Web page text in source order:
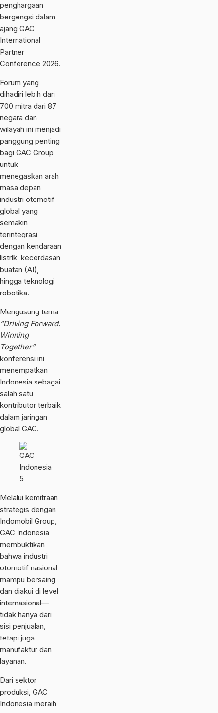
penghargaan
bergengsi dalam
ajang GAC
International
Partner
Conference 2026.
Forum yang
dihadiri lebih dari
700 mitra dari 87
negara dan
wilayah ini menjadi
panggung penting
bagi GAC Group
untuk
menegaskan arah
masa depan
industri otomotif
global yang
semakin
terintegrasi
dengan kendaraan
listrik, kecerdasan
buatan (AI),
hingga teknologi
robotika.
Mengusung tema
“Driving Forward.
Winning
Together”,
konferensi ini
menempatkan
Indonesia sebagai
salah satu
kontributor terbaik
dalam jaringan
global GAC.
Melalui kemitraan
strategis dengan
Indomobil Group,
GAC Indonesia
membuktikan
bahwa industri
otomotif nasional
mampu bersaing
dan diakui di level
internasional—
tidak hanya dari
sisi penjualan,
tetapi juga
manufaktur dan
layanan.
Dari sektor
produksi, GAC
Indonesia meraih